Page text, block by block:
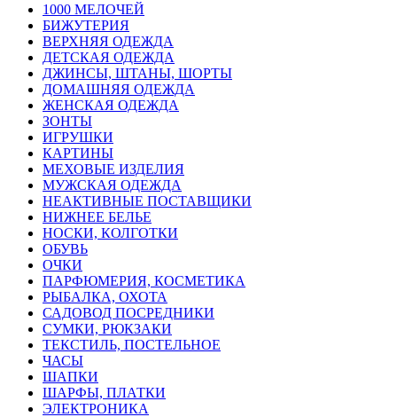
1000 МЕЛОЧЕЙ
БИЖУТЕРИЯ
ВЕРХНЯЯ ОДЕЖДА
ДЕТСКАЯ ОДЕЖДА
ДЖИНСЫ, ШТАНЫ, ШОРТЫ
ДОМАШНЯЯ ОДЕЖДА
ЖЕНСКАЯ ОДЕЖДА
ЗОНТЫ
ИГРУШКИ
КАРТИНЫ
МЕХОВЫЕ ИЗДЕЛИЯ
МУЖСКАЯ ОДЕЖДА
НЕАКТИВНЫЕ ПОСТАВЩИКИ
НИЖНЕЕ БЕЛЬЕ
НОСКИ, КОЛГОТКИ
ОБУВЬ
ОЧКИ
ПАРФЮМЕРИЯ, КОСМЕТИКА
РЫБАЛКА, ОХОТА
САДОВОД ПОСРЕДНИКИ
СУМКИ, РЮКЗАКИ
ТЕКСТИЛЬ, ПОСТЕЛЬНОЕ
ЧАСЫ
ШАПКИ
ШАРФЫ, ПЛАТКИ
ЭЛЕКТРОНИКА